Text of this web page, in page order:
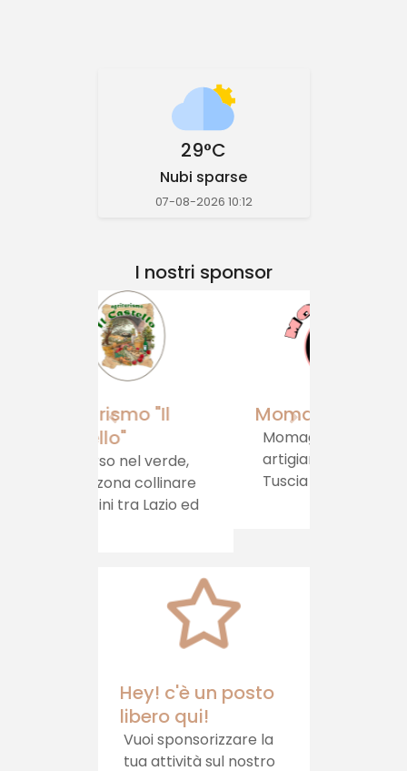
29°C
Nubi sparse
07-08-2026 10:12
I nostri sponsor
Momagni
artigianali della
Tuscia viterbese,
per un viaggio del
tua tavola.
libero qui!
Vuoi sponsorizzare la
tua attività sul nostro
sito?Contattaci!